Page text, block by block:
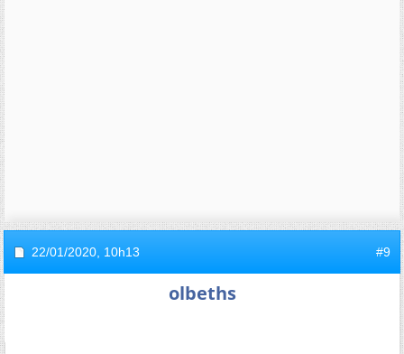
22/01/2020, 10h13 #9
olbeths